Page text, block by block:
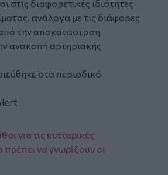
στις διαφορετικές ιδιότητες
ανάλογα με τις διάφορες
την αποκατάσταση
ανακοπή αρτηριακής
στο περιοδικό
για τις κυτταρικές
να γνωρίζουν οι